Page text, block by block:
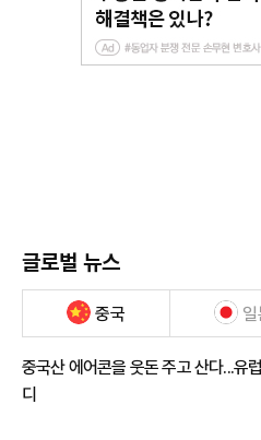
글로벌 뉴스
중국
중국산 에어콘을 웃돈 주고 산다...유
디